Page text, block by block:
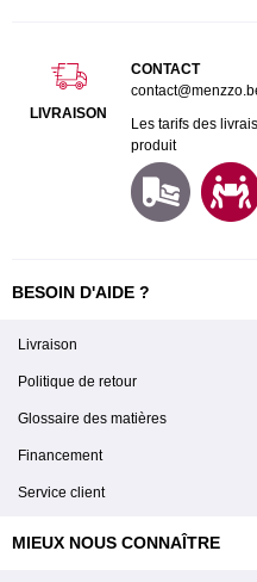
LIVRAISON
CONTACT
Les tarifs des
produit
BESOIN D'AIDE ?
Livraison
Politique de retour
Glossaire des matières
Financement
Service client
MIEUX NOUS CONNAÎTRE